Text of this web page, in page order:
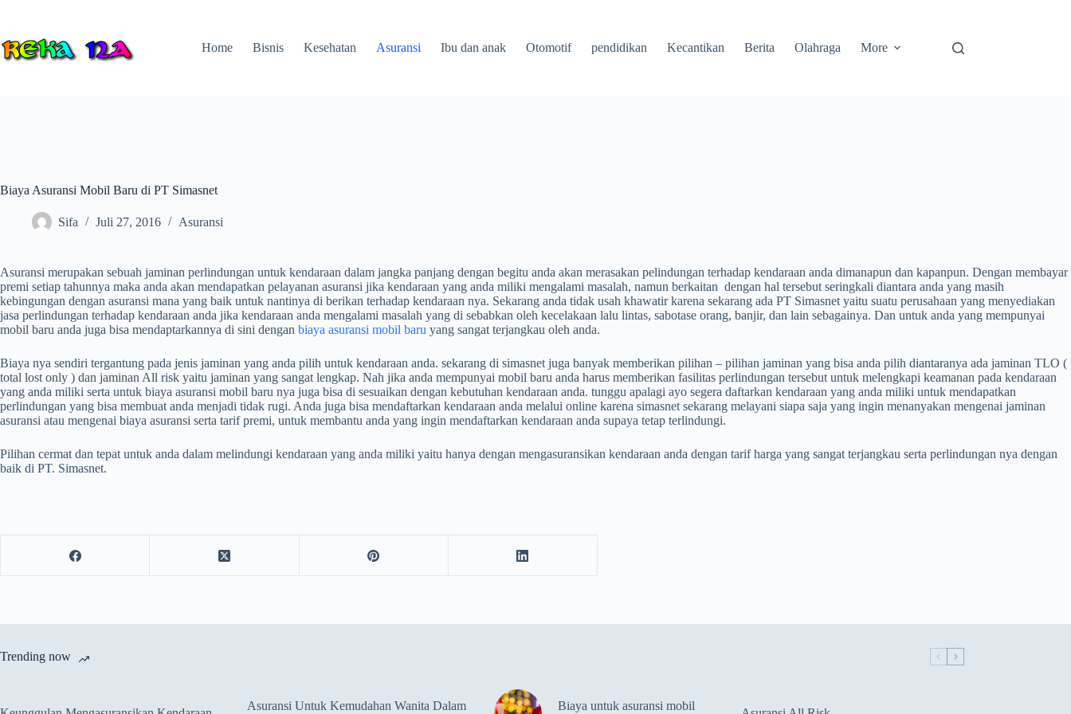
Home
Bisnis Kesehatan Asuransi Ibu dan anak Otomotif pendidikan Kecantikan Berita Olahraga More
Biaya Asuransi Mobil Baru di PT Simasnet
Sifa Juli 27, 2016 Asuransi
Asuransi merupakan sebuah jaminan perlindungan untuk kendaraan dalam jangka panjang dengan begitu anda akan merasakan pelindungan terhadap kendaraan anda dimanapun dan kapanpun. Dengan membayar
premi setiap tahunnya maka anda akan mendapatkan pelayanan asuransi jika kendaraan yang anda miliki mengalami masalah, namun berkaitan dengan hal tersebut seringkali diantara anda yang masih
kebingungan dengan asuransi mana yang baik untuk nantinya di berikan terhadap kendaraan nya. Sekarang anda tidak usah khawatir karena sekarang ada PT Simasnet yaitu suatu perusahaan yang menyediakan
jasa perlindungan terhadap kendaraan anda jika kendaraan anda mengalami masalah yang di sebabkan oleh kecelakaan lalu lintas, sabotase orang, banjir, dan lain sebagainya. Dan untuk anda yang mempunyai
mobil baru anda juga bisa mendaptarkannya di sini dengan biaya asuransi mobil baru yang sangat terjangkau oleh anda.
Biaya nya sendiri tergantung pada jenis jaminan yang anda pilih untuk kendaraan anda. sekarang di simasnet juga banyak memberikan pilihan – pilihan jaminan yang bisa anda pilih diantaranya ada jaminan TLO (
total lost only ) dan jaminan All risk yaitu jaminan yang sangat lengkap. Nah jika anda mempunyai mobil baru anda harus memberikan fasilitas perlindungan tersebut untuk melengkapi keamanan pada kendaraan
yang anda miliki serta untuk biaya asuransi mobil baru nya juga bisa di sesuaikan dengan kebutuhan kendaraan anda. tunggu apalagi ayo segera daftarkan kendaraan yang anda miliki untuk mendapatkan
perlindungan yang bisa membuat anda menjadi tidak rugi. Anda juga bisa mendaftarkan kendaraan anda melalui online karena simasnet sekarang melayani siapa saja yang ingin menanyakan mengenai jaminan
asuransi atau mengenai biaya asuransi serta tarif premi, untuk membantu anda yang ingin mendaftarkan kendaraan anda supaya tetap terlindungi.
Pilihan cermat dan tepat untuk anda dalam melindungi kendaraan yang anda miliki yaitu hanya dengan mengasuransikan kendaraan anda dengan tarif harga yang sangat terjangkau serta perlindungan nya dengan
baik di PT. Simasnet.
Trending now
Asuransi Untuk Kemudahan Wanita Dalam
Biaya untuk asuransi mobil